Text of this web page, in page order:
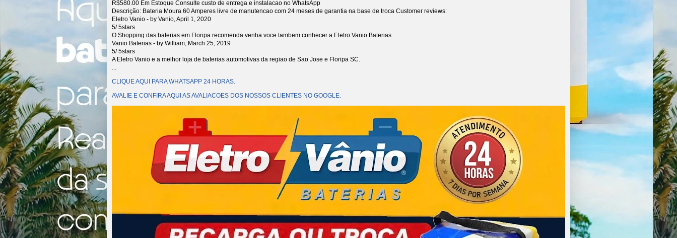
R$580.00 Em Estoque Consulte custo de entrega e instalacao no WhatsApp
Descrição: Bateria Moura 60 Amperes livre de manutencao com 24 meses de garantia na base de troca Customer reviews:
Eletro Vanio - by Vanio,April 1, 2020
5/5stars
O Shopping das baterias em Floripa recomenda venha voce tambem conhecer a Eletro Vanio Baterias.
Vanio Baterias - by William, March 25, 2019
5/5stars
A Eletro Vanio e a melhor loja de baterias automotivas da regiao de Sao Jose e Floripa SC.
...
CLIQUE AQUI PARA WHATSAPP 24 HORAS.
AVALIE E CONFIRA AQUI AS AVALIACOES DOS NOSSOS CLIENTES NO GOOGLE.